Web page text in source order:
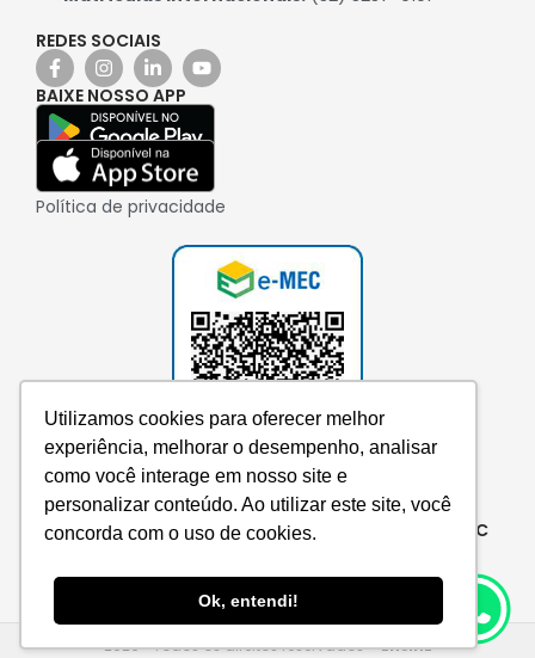
Utilizamos cookies para oferecer melhor
experiência, melhorar o desempenho, analisar
como você interage em nosso site e
personalizar conteúdo. Ao utilizar este site, você
concorda com o uso de cookies.
Ok, entendi!
REDES SOCIAIS
BAIXE NOSSO APP
Política de privacidade
Consulte aqui o cadastro da instituição no e-MEC
2026 • Todos os direitos reservados –EnsinE